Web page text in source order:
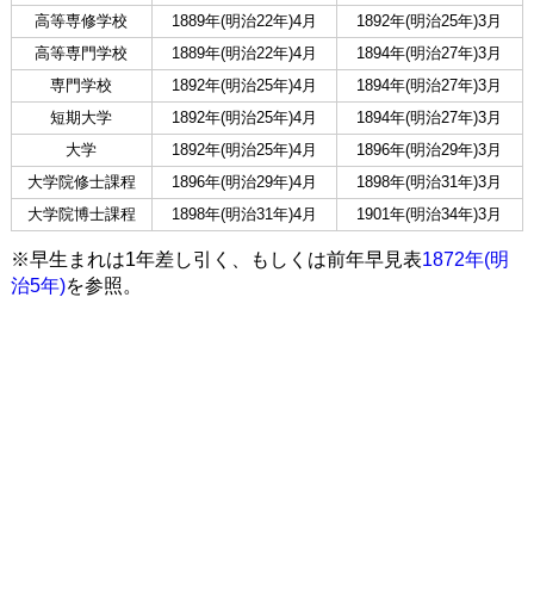
高等専修学校
1889年(明治22年)4月
1892年(明治25年)3月
高等専門学校
1889年(明治22年)4月
1894年(明治27年)3月
専門学校
1892年(明治25年)4月
1894年(明治27年)3月
短期大学
1892年(明治25年)4月
1894年(明治27年)3月
大学
1892年(明治25年)4月
1896年(明治29年)3月
大学院修士課程
1896年(明治29年)4月
1898年(明治31年)3月
大学院博士課程
1898年(明治31年)4月 1901年(明治34年)3月
※早生まれは1年差し引く、もしくは前年早見表1872年(明
治5年)を参照。